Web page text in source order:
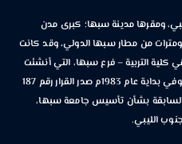
ومقرها مدينة سبها؛ كبرى مدن
من مطار سبها الدولي، وقد كانت
كلية التربية – فرع سبها، التي أنشئت
في عام 1976م، تابعة لجامعة طرابلس، وفي بداية عام 1983م صدر القرار رقم 187
السابقة بشأن تأسيس جامعة سبها،
الليبي.